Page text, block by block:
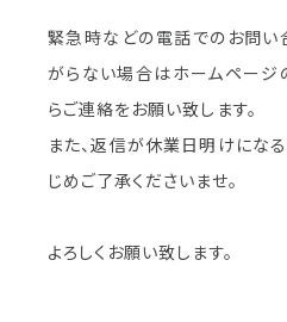
緊急時などの電話でのお問い
がらない場合はホームページ
らご連絡をお願い致します。
また、返信が休業日明けにな
じめご了承くださいませ。
よろしくお願い致します。